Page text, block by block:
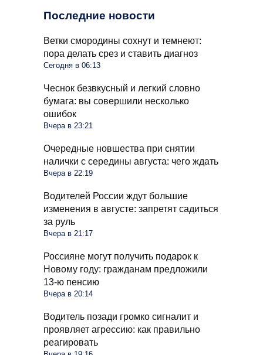
Последние новости
Ветки смородины сохнут и темнеют:
пора делать срез и ставить диагноз
Сегодня в 06:13
Чеснок безвкусный и легкий словно
бумага: вы совершили несколько
ошибок
Вчера в 23:21
Очередные новшества при снятии
налички с середины августа: чего ждать
Вчера в 22:19
Водителей России ждут большие
изменения в августе: запретят садиться
за руль
Вчера в 21:17
Россияне могут получить подарок к
Новому году: гражданам предложили
13-ю пенсию
Вчера в 20:14
Водитель позади громко сигналит и
проявляет агрессию: как правильно
реагировать